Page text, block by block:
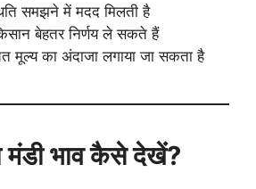
समझने में मदद मिलती है
बेहतर निर्णय ले सकते हैं
का अंदाजा लगाया जा सकता है
मंडी भाव कैसे देखें?